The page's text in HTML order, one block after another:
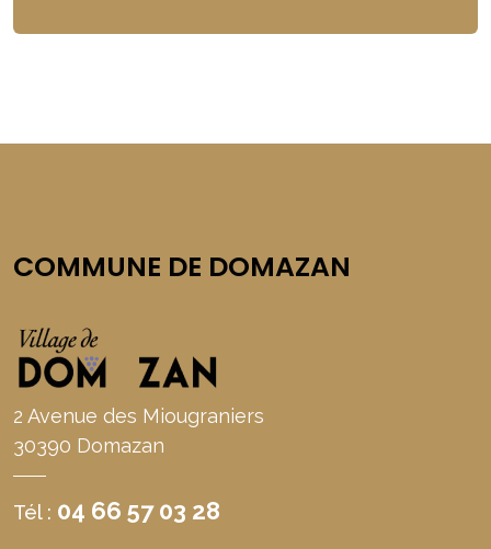
COMMUNE DE DOMAZAN
2 Avenue des Miougraniers
30390 Domazan
Tél : 04 66 57 03 28